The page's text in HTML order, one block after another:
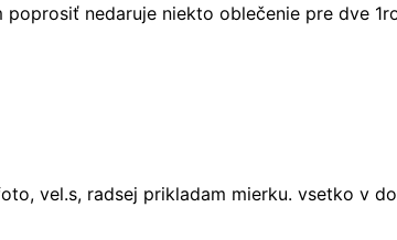
nedaruje niekto oblečenie pre dve
vel.s, radsej prikladam mierku. vsetko v